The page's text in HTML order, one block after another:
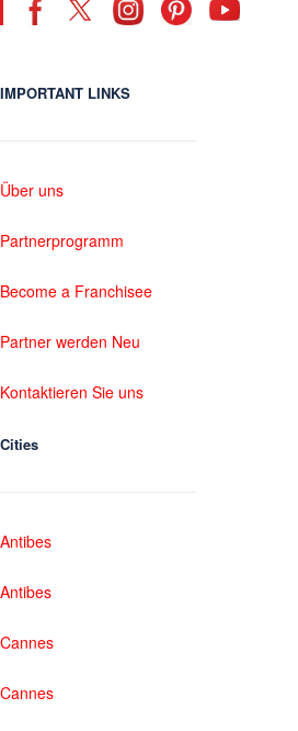
IMPORTANT LINKS
Über uns
Partnerprogramm
Become a Franchisee
Partner werden Neu
Kontaktieren Sie uns
Cities
Antibes
Antibes
Cannes
Cannes